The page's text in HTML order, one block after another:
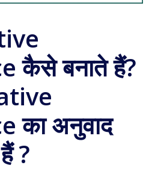
कैसे बनाते हैं?
का अनुवाद
?